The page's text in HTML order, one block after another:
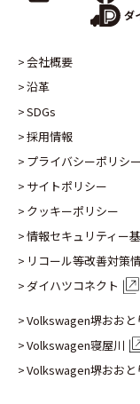
ダ
会社概要
沿革
SDGs
採用情報
プライバシーポリシー
サイトポリシー
クッキーポリシー
情報セキュリティー
リコール等改善対策
ダイハツコネクト
Volkswagen堺おおと
Volkswagen寝屋川
Volkswagen堺おおと